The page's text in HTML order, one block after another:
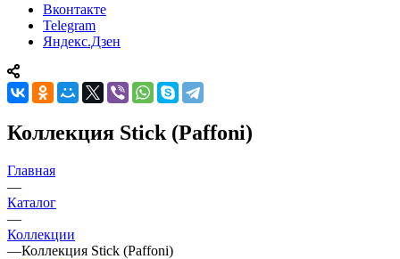
Вконтакте
Telegram
Яндекс.Дзен
Коллекция Stick (Paffoni)
Главная
—
Каталог
—
Коллекции
—Коллекция Stick (Paffoni)